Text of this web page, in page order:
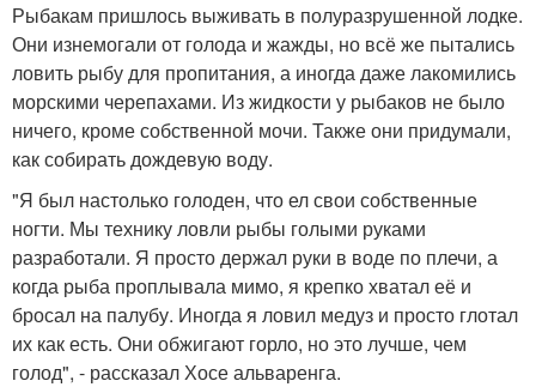
Рыбакам пришлось выживать в полуразрушенной лодке.
Они изнемогали от голода и жажды, но всё же пытались
ловить рыбу для пропитания, а иногда даже лакомились
морскими черепахами. Из жидкости у рыбаков не было
ничего, кроме собственной мочи. Также они придумали,
как собирать дождевую воду.
"Я был настолько голоден, что ел свои собственные
ногти. Мы технику ловли рыбы голыми руками
разработали. Я просто держал руки в воде по плечи, а
когда рыба проплывала мимо, я крепко хватал её и
бросал на палубу. Иногда я ловил медуз и просто глотал
их как есть. Они обжигают горло, но это лучше, чем
голод", - рассказал Хосе альваренга.